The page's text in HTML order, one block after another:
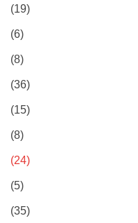
(19)
(6)
(8)
(36)
(15)
(8)
(24)
(5)
(35)